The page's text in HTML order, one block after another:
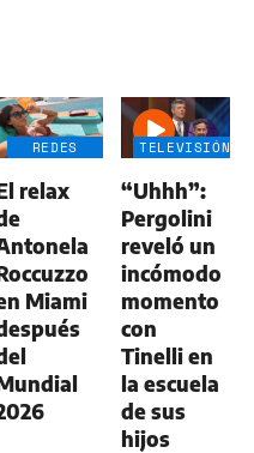
REDES
relax
Miami
TELEVISIÓN
“Uhhh”:
Pergolini
reveló un
incómodo
momento
con
Tinelli en
la escuela
de sus
hijos